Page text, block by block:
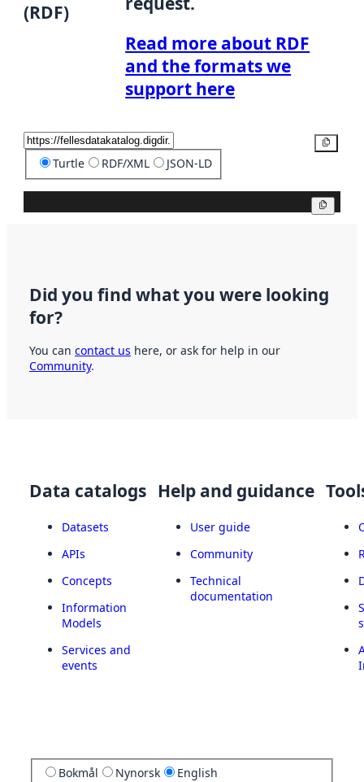
(RDF)
Read more about RDF
and the formats we
support here
Turtle RDF/XML JSON-LD
Did you find what you were looking
for?
You can contact us here, or ask for help in our
Community.
Data catalogs
Datasets
APIs
Concepts
Information
Models
Services and
events
Help and guidance
User guide
Community
Technical
documentation
Bokmål Nynorsk English